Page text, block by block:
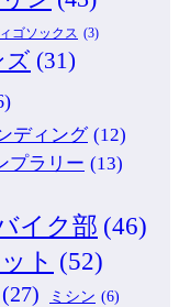
ゴソックス (3)
ズ (31)
ディング (12)
プラリー (13)
イク部 (46)
ト (52)
(27) ミシン (6)